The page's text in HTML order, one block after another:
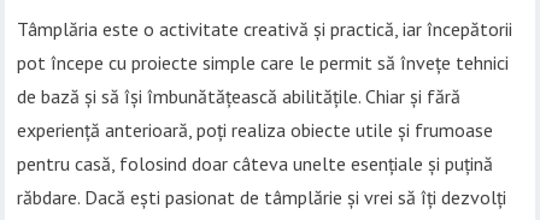
Tâmplăria este o activitate creativă și practică, iar începătorii
pot începe cu proiecte simple care le permit să învețe tehnici
de bază și să își îmbunătățească abilitățile. Chiar și fără
experiență anterioară, poți realiza obiecte utile și frumoase
pentru casă, folosind doar câteva unelte esențiale și puțină
răbdare. Dacă ești pasionat de tâmplărie și vrei să îți dezvolți